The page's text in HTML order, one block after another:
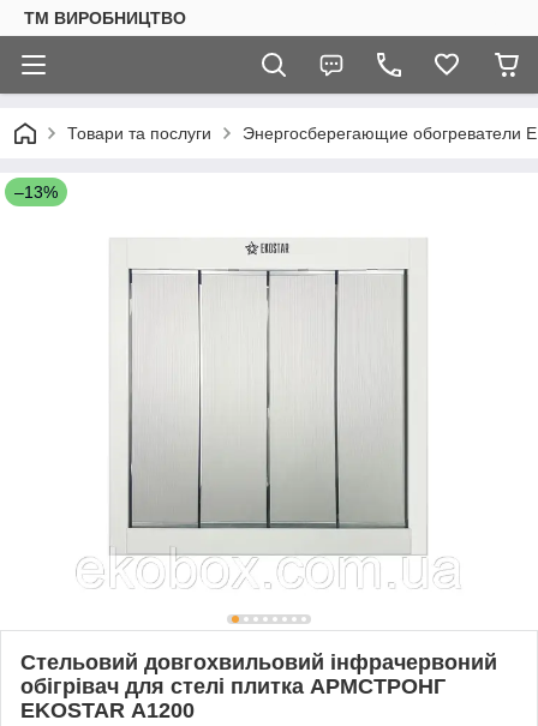
ТМ ВИРОБНИЦТВО
Товари та послуги Энергосберегающие обогреватели
–13%
Стельовий довгохвильовий інфрачервоний
обігрівач для стелі плитка АРМСТРОНГ
EKOSTAR А1200